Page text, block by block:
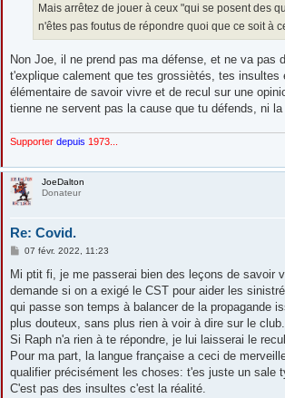
Mais arrêtez de jouer à ceux "qui se posent des
n'êtes pas foutus de répondre quoi que ce soit à
Non Joe, il ne prend pas ma défense, et ne va pas
t'explique calement que tes grossiètés, tes insultes
élémentaire de savoir vivre et de recul sur une
tienne ne servent pas la cause que tu défends, ni la
Supporter depuis 1973...
JoeDalton
Donateur
Re: Covid.
M
s
a
g
07 févr. 2022, 11:23
Mi ptit fi, je me passerai bien des leçons de savoir
demande si on a exigé le CST pour aider les
qui passe son temps à balancer de la propagande
plus douteux, sans plus rien à voir à dire sur le club.
Si Raph n'a rien à te répondre, je lui laisserai le
Pour ma part, la langue française a ceci de
qualifier précisément les choses: t'es juste un sale
C'est pas des insultes c'est la réalité.